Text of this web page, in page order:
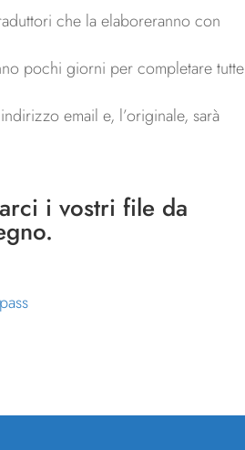
che la elaboreranno con
pochi giorni per completare tutte
email e, l’originale, sarà
i vostri file da